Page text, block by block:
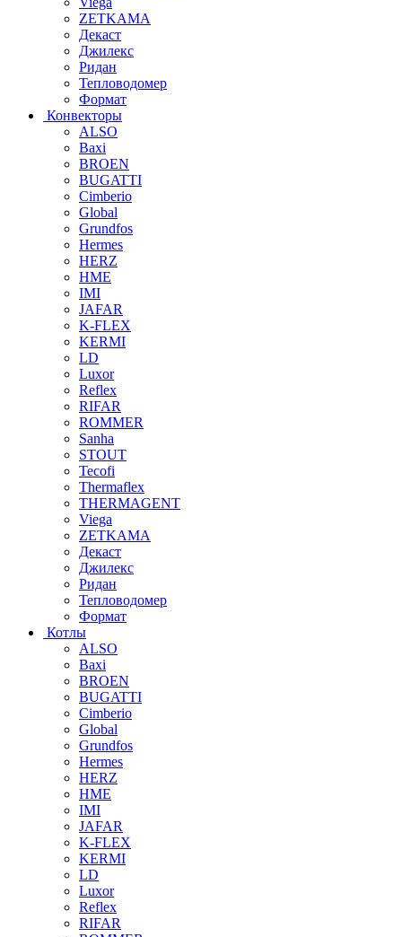
ZETKAMA
Декаст
Джилекс
Ридан
Тепловодомер
Формат
Конвекторы
ALSO
Baxi
BROEN
BUGATTI
Cimberio
Global
Grundfos
Hermes
HERZ
HME
IMI
JAFAR
K-FLEX
KERMI
LD
Luxor
Reflex
RIFAR
ROMMER
Sanha
STOUT
Tecofi
Thermaflex
THERMAGENT
Viega
ZETKAMA
Декаст
Джилекс
Ридан
Тепловодомер
Формат
Котлы
ALSO
Baxi
BROEN
BUGATTI
Cimberio
Global
Grundfos
Hermes
HERZ
HME
IMI
JAFAR
K-FLEX
KERMI
LD
Luxor
Reflex
RIFAR